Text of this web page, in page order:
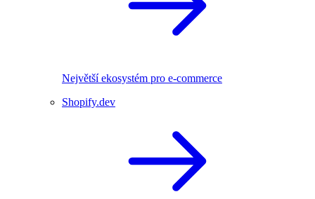
Největší ekosystém pro e-commerce
Shopify.dev